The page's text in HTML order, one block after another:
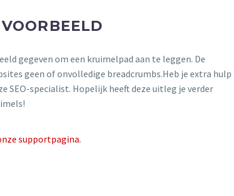
gegeven om een kruimelpad aan te leggen. De
geen of onvolledige breadcrumbs.Heb je extra hulp
SEO-specialist. Hopelijk heeft deze uitleg je verder
supportpagina.